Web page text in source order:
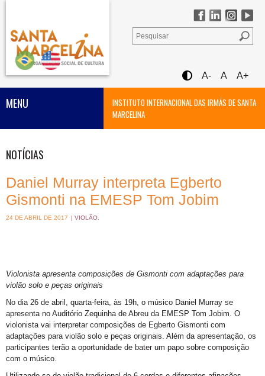
A- A A+
INSTITUTO INTERNACIONAL DAS IRMÃS DE SANTA
MARCELINA
MENU
NOTÍCIAS
Daniel Murray interpreta Egberto
Gismonti na EMESP Tom Jobim
24 DE ABRIL DE 2017 | VIOLÃO
Violonista apresenta composições de Gismonti com adaptações para
violão solo e peças originais
No dia 26 de abril, quarta-feira, às 19h, o músico Daniel Murray se
apresenta no Auditório Zequinha de Abreu da EMESP Tom Jobim. O
violonista vai interpretar composições de Egberto Gismonti com
adaptações para violão solo e peças originais. Além da apresentação, os
participantes terão a oportunidade de bater um papo sobre composição
com o músico.